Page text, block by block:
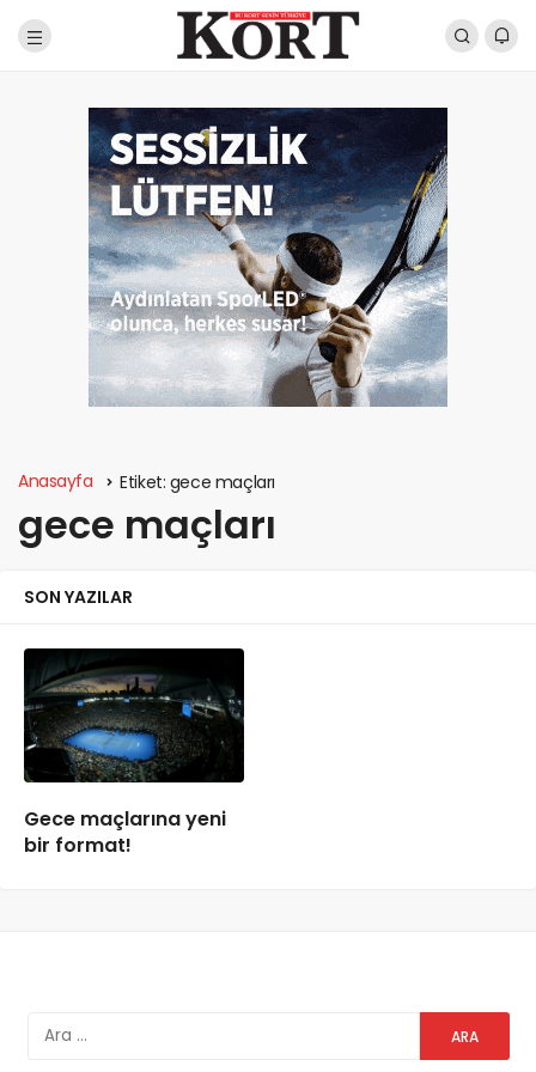
Anasayfa Etiket: gece maçları
gece maçları
SON YAZILAR
Gece maçlarına yeni
bir format!